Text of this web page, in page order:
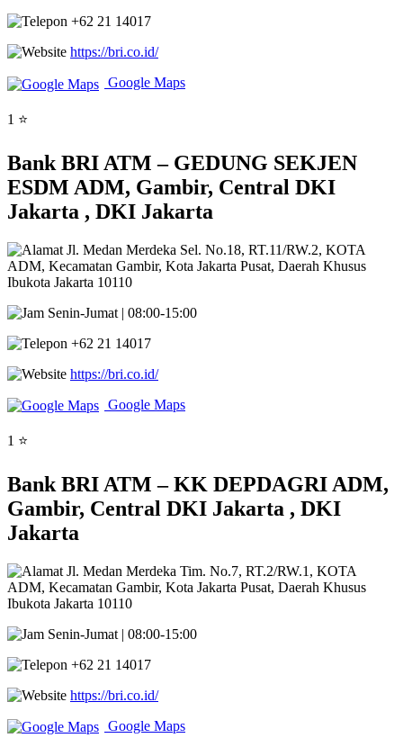
+62 21 14017
https://bri.co.id/
Google Maps
1 ⭐
Bank BRI ATM – GEDUNG SEKJEN
ESDM ADM, Gambir, Central DKI
Jakarta , DKI Jakarta
Jl. Medan Merdeka Sel. No.18, RT.11/RW.2, KOTA
ADM, Kecamatan Gambir, Kota Jakarta Pusat, Daerah Khusus
Ibukota Jakarta 10110
Senin-Jumat | 08:00-15:00
+62 21 14017
https://bri.co.id/
Google Maps
1 ⭐
Bank BRI ATM – KK DEPDAGRI ADM,
Gambir, Central DKI Jakarta , DKI
Jakarta
Jl. Medan Merdeka Tim. No.7, RT.2/RW.1, KOTA
ADM, Kecamatan Gambir, Kota Jakarta Pusat, Daerah Khusus
Ibukota Jakarta 10110
Senin-Jumat | 08:00-15:00
+62 21 14017
https://bri.co.id/
Google Maps